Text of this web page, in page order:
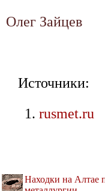
Олег Зайцев
Источники:
rusmet.ru
Находки на Алтае